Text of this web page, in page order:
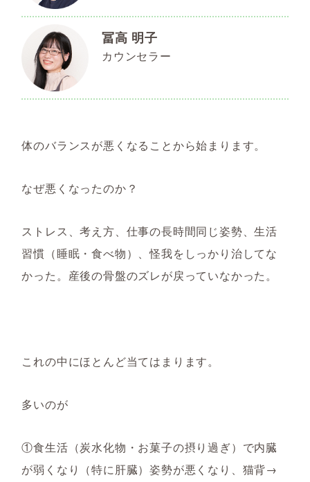
冨高 明子
カウンセラー
体のバランスが悪くなることから始まります。
なぜ悪くなったのか？
ストレス、考え方、仕事の長時間同じ姿勢、生活
習慣（睡眠・食べ物）、怪我をしっかり治してな
かった。産後の骨盤のズレが戻っていなかった。
これの中にほとんど当てはまります。
多いのが
①食生活（炭水化物・お菓子の摂り過ぎ）で内臓
が弱くなり（特に肝臓）姿勢が悪くなり、猫背→